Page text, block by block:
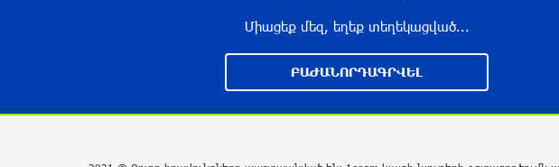
Միացեք մեզ, եղեք տեղեկացված...
ԲԱԺԱՆՈՐԴԱԳՐՎԵԼ